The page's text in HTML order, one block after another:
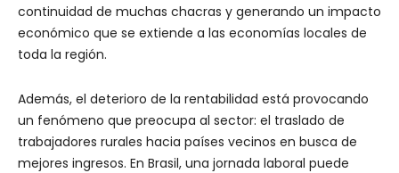
continuidad de muchas chacras y generando un impacto
económico que se extiende a las economías locales de
toda la región.
Además, el deterioro de la rentabilidad está provocando
un fenómeno que preocupa al sector: el traslado de
trabajadores rurales hacia países vecinos en busca de
mejores ingresos. En Brasil, una jornada laboral puede